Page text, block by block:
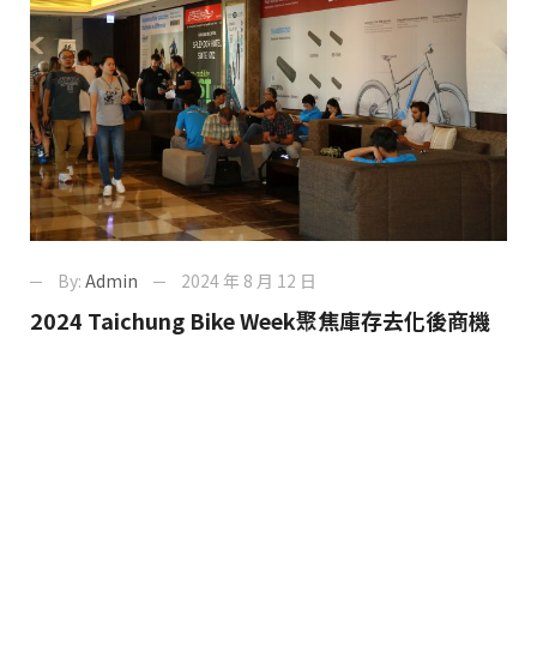
By: Admin 2024 年 8 月 12 日
2024 Taichung Bike Week聚焦庫存去化後商機